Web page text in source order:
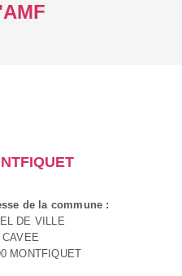
de la commune :
DE VILLE
CAVEE
MONTFIQUET